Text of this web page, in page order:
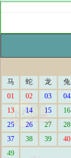
马
蛇 龙 兔
01
02 03 04
13
14 15 16
25
26 27 28
37
38 39 40
49